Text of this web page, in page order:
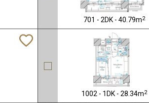
701 - 2DK - 40.79m2
1002 - 1DK - 28.34m2